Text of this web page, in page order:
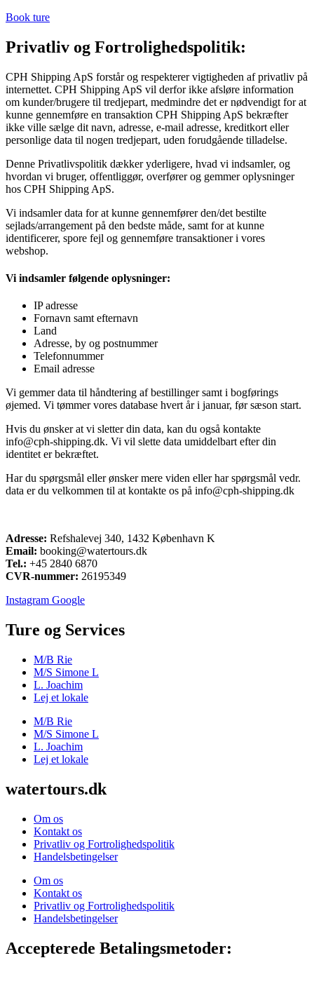
Book ture
Privatliv og Fortrolighedspolitik:
CPH Shipping ApS forstår og respekterer vigtigheden af privatliv på
internettet. CPH Shipping ApS vil derfor ikke afsløre information
om kunder/brugere til tredjepart, medmindre det er nødvendigt for at
kunne gennemføre en transaktion CPH Shipping ApS bekræfter
ikke ville sælge dit navn, adresse, e-mail adresse, kreditkort eller
personlige data til nogen tredjepart, uden forudgående tilladelse.
Denne Privatlivspolitik dækker yderligere, hvad vi indsamler, og
hvordan vi bruger, offentliggør, overfører og gemmer oplysninger
hos CPH Shipping ApS.
Vi indsamler data for at kunne gennemfører den/det bestilte
sejlads/arrangement på den bedste måde, samt for at kunne
identificerer, spore fejl og gennemføre transaktioner i vores
webshop.
Vi indsamler følgende oplysninger:
IP adresse
Fornavn samt efternavn
Land
Adresse, by og postnummer
Telefonnummer
Email adresse
Vi gemmer data til håndtering af bestillinger samt i bogførings
øjemed. Vi tømmer vores database hvert år i januar, før sæson start.
Hvis du ønsker at vi sletter din data, kan du også kontakte
info@cph-shipping.dk. Vi vil slette data umiddelbart efter din
identitet er bekræftet.
Har du spørgsmål eller ønsker mere viden eller har spørgsmål vedr.
data er du velkommen til at kontakte os på info@cph-shipping.dk
Adresse: Refshalevej 340, 1432 København K
Email: booking@watertours.dk
Tel.: +45 2840 6870
CVR-nummer: 26195349
Instagram Google
Ture og Services
M/B Rie
M/S Simone L
L. Joachim
Lej et lokale
M/B Rie
M/S Simone L
L. Joachim
Lej et lokale
watertours.dk
Om os
Kontakt os
Privatliv og Fortrolighedspolitik
Handelsbetingelser
Om os
Kontakt os
Privatliv og Fortrolighedspolitik
Handelsbetingelser
Accepterede Betalingsmetoder: